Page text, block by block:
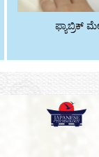
ಫ್ಯಾಬ್ರಿಕ್